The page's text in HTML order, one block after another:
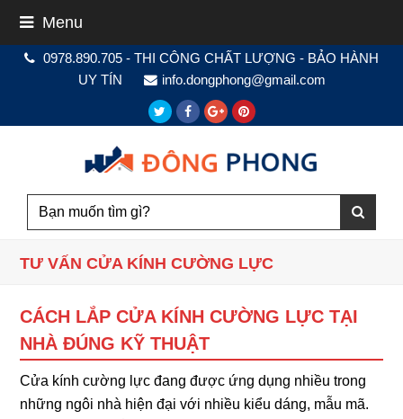
Menu
0978.890.705 - THI CÔNG CHẤT LƯỢNG - BẢO HÀNH
UY TÍN
info.dongphong@gmail.com
TwitterFacebook
GooglePinterest
TƯ VẤN CỬA KÍNH CƯỜNG LỰC
CÁCH LẮP CỬA KÍNH CƯỜNG LỰC TẠI
NHÀ ĐÚNG KỸ THUẬT
Cửa kính cường lực đang được ứng dụng nhiều trong
những ngôi nhà hiện đại với nhiều kiểu dáng, mẫu mã.